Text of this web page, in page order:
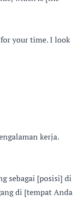
your time. I look
kerja.
sebagai [posisi] di
di [tempat Anda